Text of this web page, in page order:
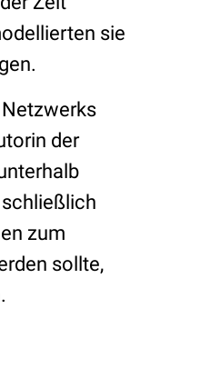
sie
Netzwerks
der
zum
sollte,